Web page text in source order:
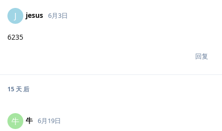
J jesus 6月3日
6235
回复
15 天 后
牛 牛 6月19日